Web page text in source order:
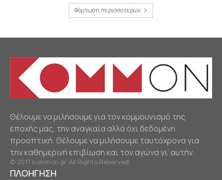
Φόρτωση περισσοτέρων
Θέλουμε να μιλήσουμε για τον κομμουνισμό της
εποχής μας, την αναγκαία αλλά όχι δεδομένη
προοπτική. Θέλουμε να μιλήσουμε ταυτόχρονα για
την καθημερινή επιβίωση και τον αγώνα γι’ αυτήν.
© 2017 kommon.gr. All Rights Reserved.
ΠΛΟΗΓΗΣΗ